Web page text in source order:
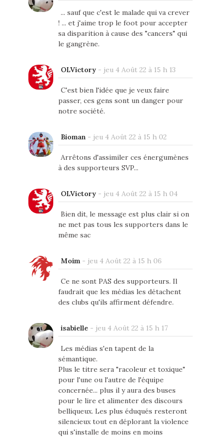
... sauf que c'est le malade qui va crever
! ... et j'aime trop le foot pour accepter
sa disparition à cause des "cancers" qui
le gangrène.
OLVictory- jeu 4 Août 22 à 15 h 13
C'est bien l'idée que je veux faire
passer, ces gens sont un danger pour
notre société.
Bioman - jeu 4 Août 22 à 15 h 02
Arrêtons d'assimiler ces énergumènes
à des supporteurs SVP...
OLVictory- jeu 4 Août 22 à 15 h 04
Bien dit, le message est plus clair si on
ne met pas tous les supporters dans le
même sac
Moim- jeu 4 Août 22 à 15 h 06
Ce ne sont PAS des supporteurs. Il
faudrait que les médias les détachent
des clubs qu'ils affirment défendre.
isabielle- jeu 4 Août 22 à 15 h 17
Les médias s'en tapent de la
sémantique.
Plus le titre sera "racoleur et toxique"
pour l'une ou l'autre de l'équipe
concernée... plus il y aura des buses
pour le lire et alimenter des discours
belliqueux. Les plus éduqués resteront
silencieux tout en déplorant la violence
qui s'installe de moins en moins